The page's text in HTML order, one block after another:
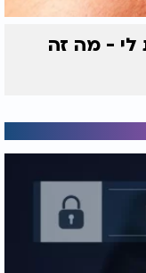
לי - מה זה